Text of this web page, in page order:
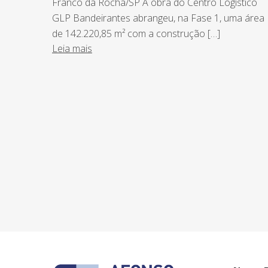
GLP Bandeirantes abrangeu, na Fase 1, uma área
de 142.220,85 m² com a construção […]
Leia mais